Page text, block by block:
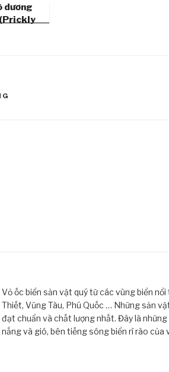
dương
Vỏ ốc biển sản vật quý từ các vùng biển
Thiết, Vũng Tàu, Phú Quốc … Những sản
đạt chuẩn và chất lượng nhất. Đây là
nắng và gió, bên tiếng sóng biển rì rào của